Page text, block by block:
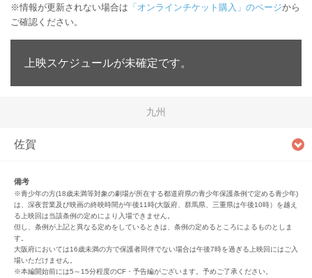
※情報が更新されない場合は 「オンラインチケット購入」のページから
ご確認ください。
上映スケジュールが未確定です。
九州
佐賀
備考
※青少年の方(18歳未満等対象の劇場が所在する都道府県の青少年保護条例で定める青少年)
は、深夜営業及び映画の終映時間が午後11時(大阪府、群馬県、三重県は午後10時）を越え
る上映回は当該条例の定めにより入場できません。
但し、条例が上記と異なる定めをしているときは、条例の定めるところによるものとしま
す。
大阪府においては16歳未満の方で保護者同伴でない場合は午後7時を過ぎる上映回にはご入
場いただけません。
※本編開始前には5～15分程度のCF・予告編がございます。予めご了承ください。